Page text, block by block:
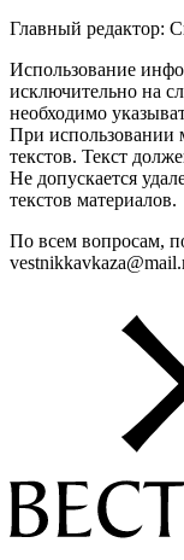
Главный редактор:
Использование
исключительно на
необходимо
При использовании
текстов. Текст
Не допускается
текстов материалов.
По всем вопросам,